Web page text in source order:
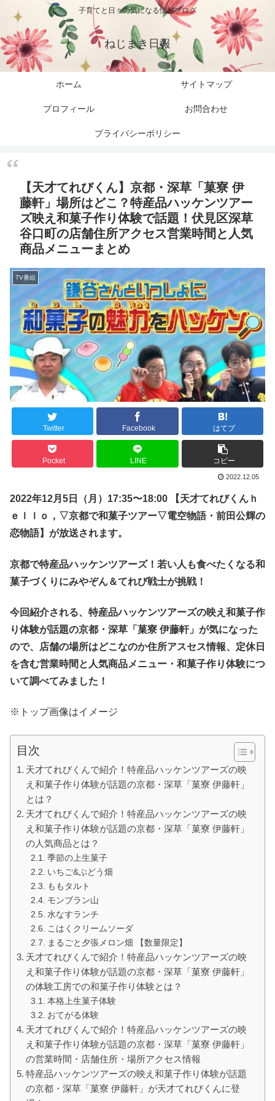
子育てと日々の気になる情報ブログ
ねじまき日報
ホーム サイトマップ
プロフィール お問合わせ
プライバシーポリシー
【天才てれびくん】京都・深草「菓寮 伊
藤軒」場所はどこ？特産品ハッケンツアー
ズ映え和菓子作り体験で話題！伏見区深草
谷口町の店舗住所アクセス営業時間と人気
商品メニューまとめ
TV番組
Twitter Facebook はてブ
Pocket LINE コピー
2022.12.05
2022年12月 5 日（ 月 ） 17:35〜18:00 【天才てれびくんｈ
ｅｌｌｏ，▽京都で和菓子ツアー▽電空物語・前田公輝の
恋物語】が放送されます。
京都で特産品ハッケンツアーズ！若い人も食べたくなる和
菓子づくりにみやぞん＆てれび戦士が挑戦！
今回紹介される、特産品ハッケンツアーズの映え和菓子作
り体験が話題の京都・深草「菓寮 伊藤軒」が気になった
ので、店舗の場所はどこなのか住所アスセス情報、定休日
を含む営業時間と人気商品メニュー・和菓子作り体験につ
いて調べてみました！
※トップ画像はイメージ
目次
天才てれびくんで紹介！特産品ハッケンツアーズの映
え和菓子作り体験が話題の京都・深草「菓寮 伊藤軒」
とは？
天才てれびくんで紹介！特産品ハッケンツアーズの映
え和菓子作り体験が話題の京都・深草「菓寮 伊藤軒」
の人気商品とは？
季節の上生菓子
いちご&ぶどう畑
ももタルト
モンブラン山
水なすランチ
こはくクリームソーダ
まるごと夕張メロン畑 【数量限定】
天才てれびくんで紹介！特産品ハッケンツアーズの映
え和菓子作り体験が話題の京都・深草「菓寮 伊藤軒」
の体験工房での和菓子作り体験とは？
本格上生菓子体験
おてがる体験
天才てれびくんで紹介！特産品ハッケンツアーズの映
え和菓子作り体験が話題の京都・深草「菓寮 伊藤軒」
の営業時間・店舗住所・場所アクセス情報
特産品ハッケンツアーズの映え和菓子作り体験が話題
の京都・深草「菓寮 伊藤軒」が天才てれびくんに登